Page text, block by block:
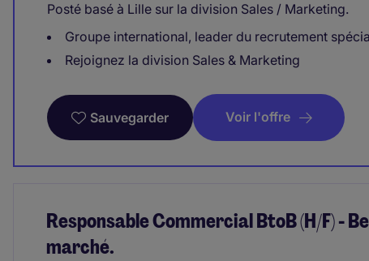
Posté basé à Lille sur la division Sales / Marketing.
Groupe international, leader du recrutement
Rejoignez la division Sales & Marketing
Sauvegarder Voir l'offre
Responsable Commercial BtoB (H/F) -
marché.